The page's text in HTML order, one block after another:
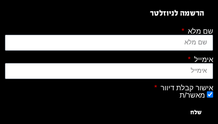
הרשמה לניוזלטר
שם מלא
אימייל
אישור קבלת דיוור
מאשר/ת
שלח